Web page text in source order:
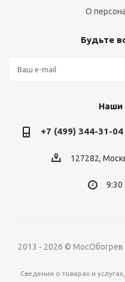
О
Будьте
Наши
+7 (499) 344-31-04
127282,
9:30
2013 - 2026 © МосОбогрев
Сведения о товарах и